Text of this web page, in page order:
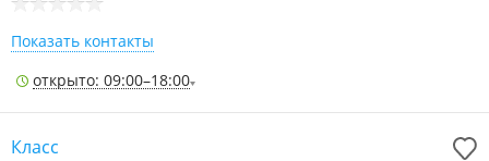
Показать контакты
открыто: 09:00–18:00
Класс